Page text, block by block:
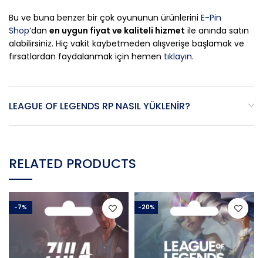
Bu ve buna benzer bir çok oyununun ürünlerini E-Pin
Shop‘dan en uygun fiyat ve kaliteli hizmet ile anında satın
alabilirsiniz. Hiç vakit kaybetmeden alışverişe başlamak ve
fırsatlardan faydalanmak için hemen tıklayın.
LEAGUE OF LEGENDS RP NASIL YÜKLENIR?
RELATED PRODUCTS
-7% -20%